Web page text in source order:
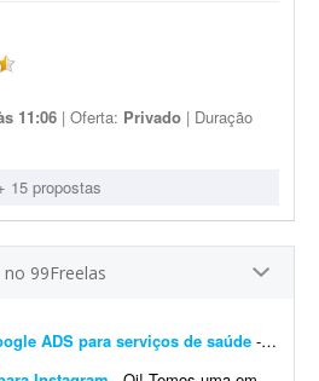
11:06 | Oferta: Privado | Duração
15 propostas
99Freelas
ADS para serviços de saúde - Preciso de um freelancer com experiência em tráfego no Google Ads para gerenciar uma campanha local voltada a serviços de saúde. No momento o investimento em créd...